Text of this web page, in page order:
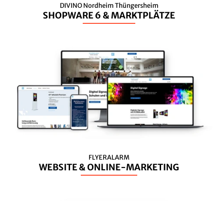
DIVINO Nordheim Thüngersheim
SHOPWARE 6 & MARKTPLÄTZE
FLYERALARM
WEBSITE & ONLINE-MARKETING